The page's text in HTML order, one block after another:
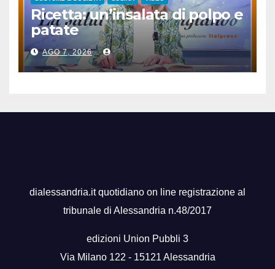
Ricetta: un’insalata di polpo e
patate
AGO 7, 2026
dialessandria.it quotidiano on line registrazione al
tribunale di Alessandria n.48/2017
edizioni Union Pubbli 3
Via Milano 122 - 15121 Alessandria